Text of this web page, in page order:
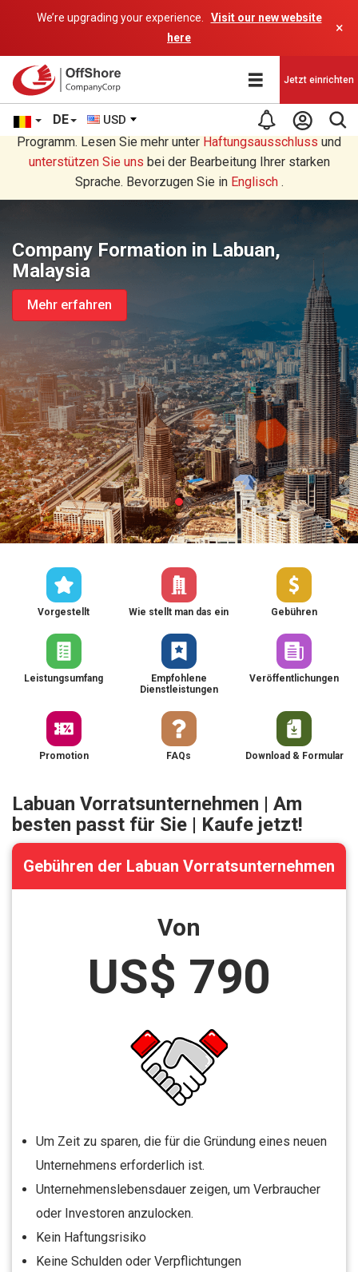
We’re upgrading your experience.
Visit our new website
here
×
DE USD
Jetzt einrichten
Sie lesen eine Deutsche Übersetzung durch ein AI-
Programm. Lesen Sie mehr unter Haftungsausschluss und
unterstützen Sie uns bei der Bearbeitung Ihrer starken
Sprache. Bevorzugen Sie in Englisch.
Company Formation in Labuan,
Malaysia
Mehr erfahren
Vorgestellt Wie stellt man das ein Gebühren
Leistungsumfang
Empfohlene
Dienstleistungen
Veröffentlichungen
Promotion FAQs Download & Formular
Labuan Vorratsunternehmen | Am
besten passt für Sie | Kaufe jetzt!
Gebühren der Labuan Vorratsunternehmen
Von
US$ 790
Um Zeit zu sparen, die für die Gründung eines neuen
Unternehmens erforderlich ist.
Unternehmenslebensdauer zeigen, um Verbraucher
oder Investoren anzulocken.
Kein Haftungsrisiko
Keine Schulden oder Verpflichtungen